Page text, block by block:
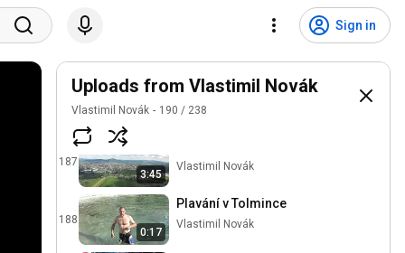
Sign in
Uploads from Vlastimil Novák
Vlastimil Novák 190 / 238
Focení AUDI s vrtulníkem
Vlastimil Novák
186
Renca
Vlastimil Novák
187
3:45
Vlastimil Novák
188
0:17
Plavání v Tolmince
Vlastimil Novák